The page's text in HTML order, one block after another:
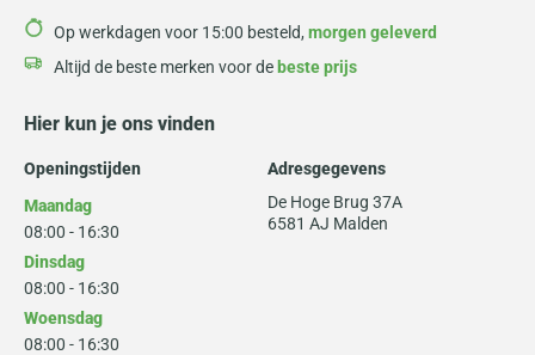
Op werkdagen voor 15:00 besteld, morgen geleverd
Altijd de beste merken voor de beste prijs
Hier kun je ons vinden
Openingstijden
Maandag
08:00 - 16:30
Dinsdag
08:00 - 16:30
Woensdag
08:00 - 16:30
Adresgegevens
De Hoge Brug 37A
6581 AJ Malden